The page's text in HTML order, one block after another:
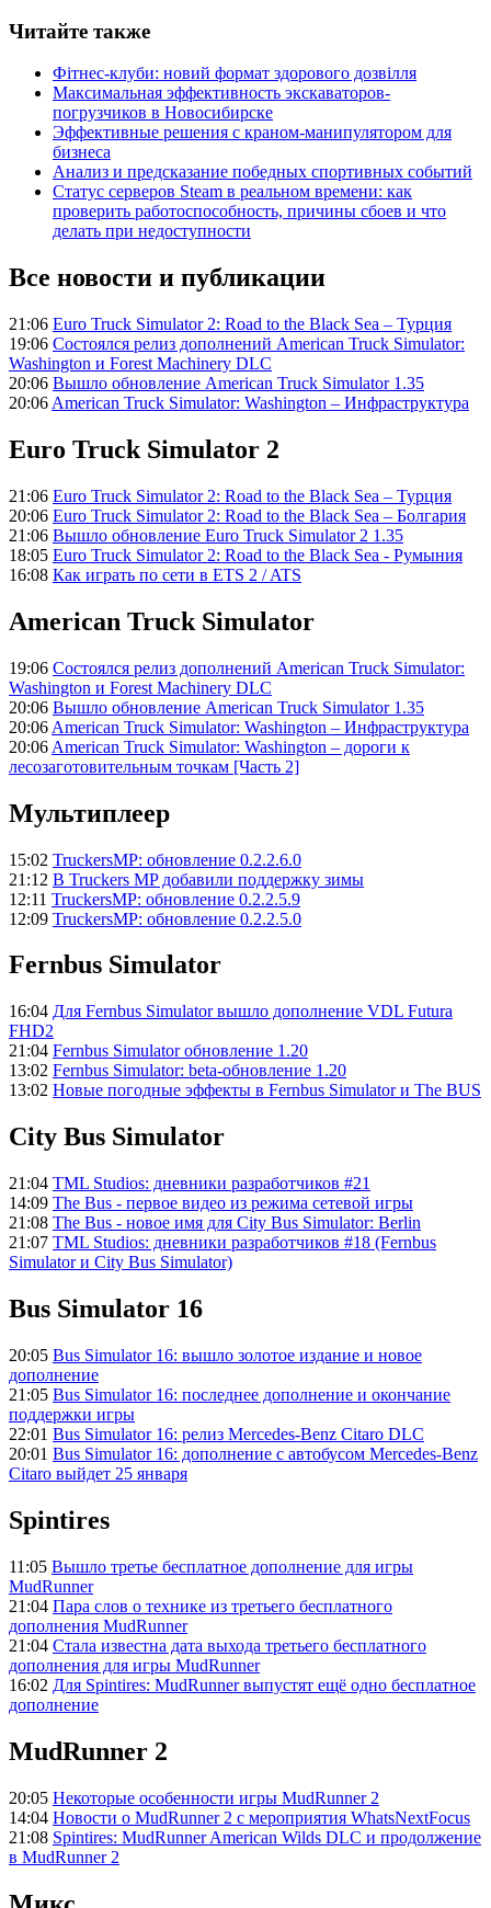
Читайте также
Фітнес-клуби: новий формат здорового дозвілля
Максимальная эффективность экскаваторов-
погрузчиков в Новосибирске
Эффективные решения с краном-манипулятором для
бизнеса
Анализ и предсказание победных спортивных событий
Статус серверов Steam в реальном времени: как
проверить работоспособность, причины сбоев и что
делать при недоступности
Все новости и публикации
21:06 Euro Truck Simulator 2: Road to the Black Sea – Турция
19:06 Состоялся релиз дополнений American Truck Simulator:
Washington и Forest Machinery DLC
20:06 Вышло обновление American Truck Simulator 1.35
20:06 American Truck Simulator: Washington – Инфраструктура
Euro Truck Simulator 2
21:06 Euro Truck Simulator 2: Road to the Black Sea – Турция
20:06 Euro Truck Simulator 2: Road to the Black Sea – Болгария
21:06 Вышло обновление Euro Truck Simulator 2 1.35
18:05 Euro Truck Simulator 2: Road to the Black Sea - Румыния
16:08 Как играть по сети в ETS 2 / ATS
American Truck Simulator
19:06 Состоялся релиз дополнений American Truck Simulator:
Washington и Forest Machinery DLC
20:06 Вышло обновление American Truck Simulator 1.35
20:06 American Truck Simulator: Washington – Инфраструктура
20:06 American Truck Simulator: Washington – дороги к
лесозаготовительным точкам [Часть 2]
Мультиплеер
15:02 TruckersMP: обновление 0.2.2.6.0
21:12 В Truckers MP добавили поддержку зимы
12:11 TruckersMP: обновление 0.2.2.5.9
12:09 TruckersMP: обновление 0.2.2.5.0
Fernbus Simulator
16:04 Для Fernbus Simulator вышло дополнение VDL Futura
FHD2
21:04 Fernbus Simulator обновление 1.20
13:02 Fernbus Simulator: beta-обновление 1.20
13:02 Новые погодные эффекты в Fernbus Simulator и The BUS
City Bus Simulator
21:04 TML Studios: дневники разработчиков #21
14:09 The Bus - первое видео из режима сетевой игры
21:08 The Bus - новое имя для City Bus Simulator: Berlin
21:07 TML Studios: дневники разработчиков #18 (Fernbus
Simulator и City Bus Simulator)
Bus Simulator 16
20:05 Bus Simulator 16: вышло золотое издание и новое
дополнение
21:05 Bus Simulator 16: последнее дополнение и окончание
поддержки игры
22:01 Bus Simulator 16: релиз Mercedes-Benz Citaro DLC
20:01 Bus Simulator 16: дополнение с автобусом Mercedes-Benz
Citaro выйдет 25 января
Spintires
11:05 Вышло третье бесплатное дополнение для игры
MudRunner
21:04 Пара слов о технике из третьего бесплатного
дополнения MudRunner
21:04 Стала известна дата выхода третьего бесплатного
дополнения для игры MudRunner
16:02 Для Spintires: MudRunner выпустят ещё одно бесплатное
дополнение
MudRunner 2
20:05 Некоторые особенности игры MudRunner 2
14:04 Новости о MudRunner 2 с мероприятия WhatsNextFocus
21:08 Spintires: MudRunner American Wilds DLC и продолжение
в MudRunner 2